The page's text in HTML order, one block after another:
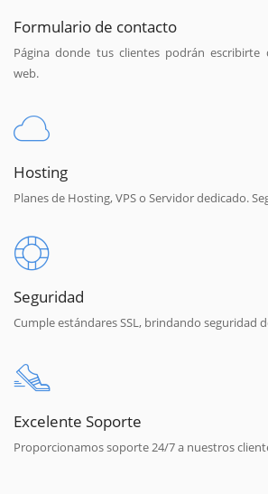
Formulario de contacto
Página donde tus clientes podrán escribirte
web.
Hosting
Planes de Hosting, VPS o Servidor dedicado.
Seguridad
Cumple estándares SSL, brindando seguridad
Excelente Soporte
Proporcionamos soporte 24/7 a nuestros